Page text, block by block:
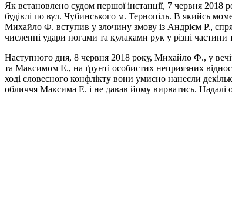
Як встановлено судом першої інстанції, 7 червня
будівлі по вул. Чубинського м. Тернопіль. В якийсь
Михайло Ф. вступив у злочину змову із Андрієм Р.,
численні удари ногами та кулаками рук у різні
Наступного дня, 8 червня 2018 року, Михайло Ф., у
та Максимом Е., на ґрунті особистих неприязних
ході словесного конфлікту вони умисно нанесли
обличчя Максима Е. і не давав йому вирватись. Надалі